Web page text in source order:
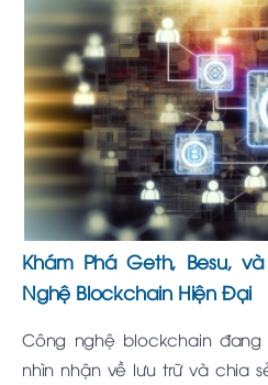
Khám Phá Geth, Besu,
Nghệ Blockchain Hiện Đại
Công nghệ blockchain
nhìn nhận về lưu trữ và chia